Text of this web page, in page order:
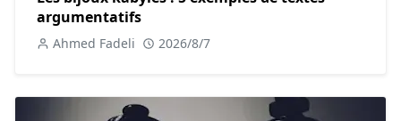
D'abord, les partisans du mariage arrangé mettent en
avant la compatibilité et la stabilité qu'il offre. Les familles
culturels ou religieux et assure une stabilité économique et
argumentatifs
Ahmed Fadeli 2026/8/7